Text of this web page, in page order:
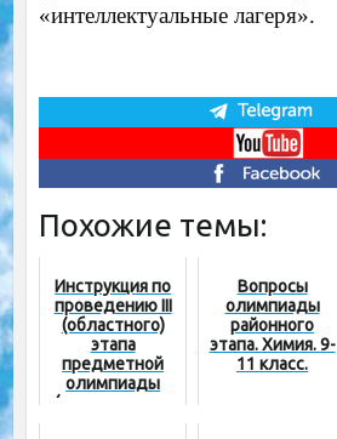
«интеллектуальные лагеря».
Похожие темы:
Инструкция по
проведению III
(областного)
этапа
предметной
олимпиады
(первая группа
Вопросы
олимпиады
районного
этапа. Химия. 9-
11 класс.